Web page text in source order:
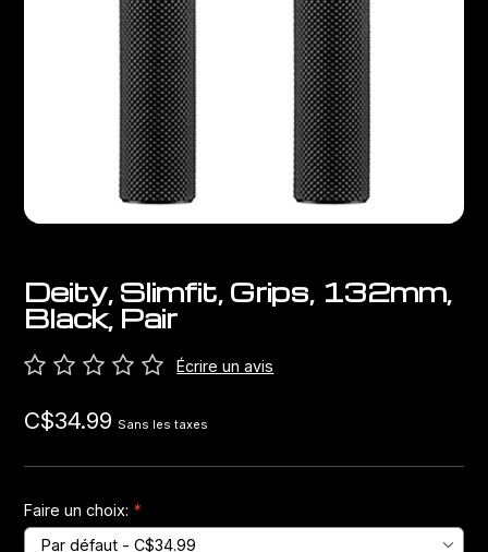
Deity, Slimfit, Grips, 132mm,
Black, Pair
Écrire un avis
C$34.99 Sans les taxes
Faire un choix: *
Porte-bagages
Sièges pour bébés
Transport
Les meilleurs vélos chinois
Leviers de vitesses
Pédaliers et plateaux
Freins
Potences
Câbles et gaines
Roues
Jeux de direction